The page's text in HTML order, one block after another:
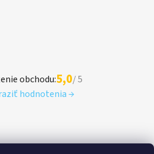
obchodu:5,0/ 5
hodnotenia →